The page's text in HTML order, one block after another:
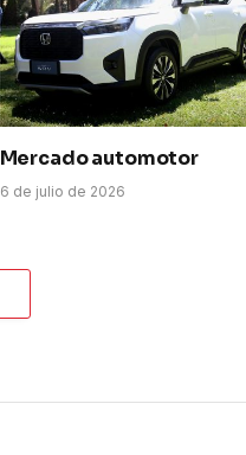
Mercado automotor
6 de julio de 2026